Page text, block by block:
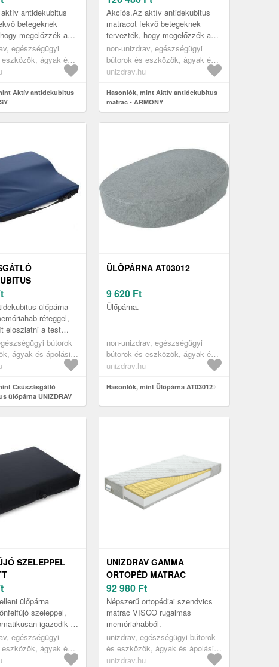
antidekubitus
betegeknek
megelőzzék a
klasszikus
ágyakhoz is.
egészségügyi
ágyak és
egészségügyi
Aktív antidekubitus
Akciós.Az aktív antidekubitus
matracot fekvő betegeknek
tervezték, hogy megelőzzék a
felfekvést. Alkalmas klasszikus
és állítható ágyakhoz is.
non-unizdrav, egészségügyi
bútorok és eszközök, ágyak és
ápolási eszközök, egészségügyi
matracok
unizdrav.hu
Hasonlók, mint Aktív antidekubitus
matrac - ARMONY
UNIZDRAV
ülőpárna
réteggel,
eloszlatni a test
a vérkeringést.
forma stabilizálj...
bútorok
ágyak és ápolási
párnák
Csúszásgátló
ülőpárna UNIZDRAV
ÜLŐPÁRNA AT03012
9 620 Ft
Ülőpárna.
non-unizdrav, egészségügyi
bútorok és eszközök, ágyak és
ápolási eszközök, egészségügyi
ülőpárnák és párnák
unizdrav.hu
Hasonlók, mint Ülőpárna AT03012
SZELEPPEL
46 CM
ülőpárna
szeleppel,
igazodik az
egészségügyi
ágyak és
egészségügyi
UNIZDRAV GAMMA
ORTOPÉD MATRAC
92 980 Ft
Népszerű ortopédiai szendvics
matrac VISCO rugalmas
memóriahabból.
unizdrav, egészségügyi bútorok
és eszközök, ágyak és ápolási
eszközök, egészségügyi
unizdrav.hu